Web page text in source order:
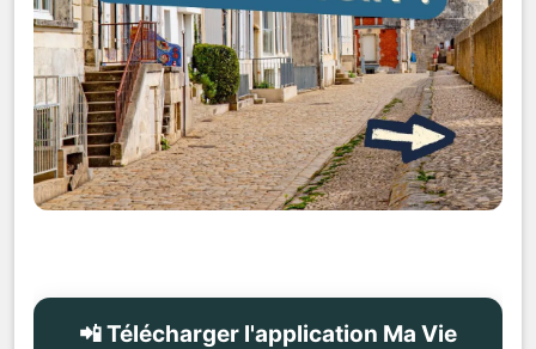
📲 Télécharger l'application Ma Vie